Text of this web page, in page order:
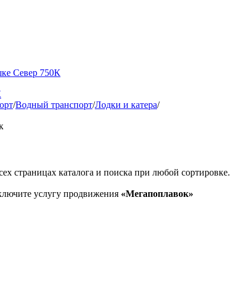
Север 750К
/Водный транспорт/Лодки и катера/
страницах каталога и поиска при любой сортировке.
услугу продвижения «Мегапоплавок»